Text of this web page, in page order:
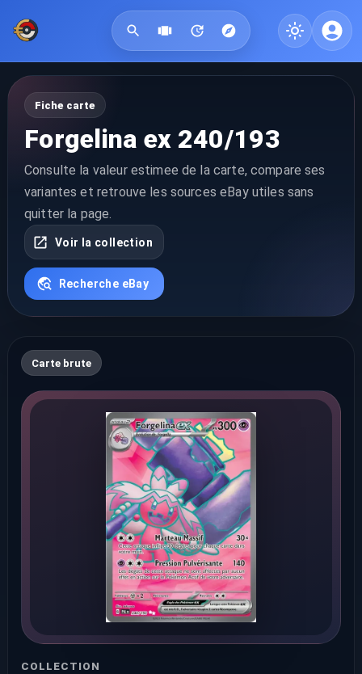
Fiche carte
Forgelina ex 240/193
Consulte la valeur estimee de la carte, compare ses
variantes et retrouve les sources eBay utiles sans
quitter la page.
Voir la collection
Recherche eBay
Carte brute
COLLECTION